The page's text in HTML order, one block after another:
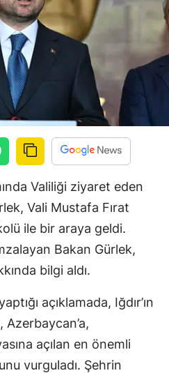
Valiliği ziyaret eden
Vali Mustafa Fırat
ile bir araya geldi.
Bakan Gürlek,
bilgi aldı.
açıklamada, Iğdır’ın
Azerbaycan’a,
açılan en önemli
vurguladı. Şehrin